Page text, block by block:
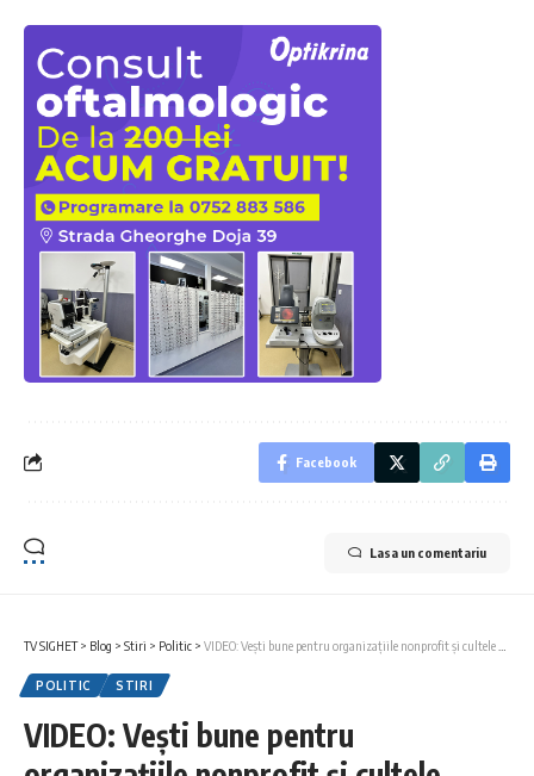
Facebook
Lasa un comentariu
TV SIGHET> Blog > Stiri > Politic > VIDEO: Vești bune pentru organizațiile nonprofit și cultele religioase
POLITIC STIRI
VIDEO: Vești bune pentru